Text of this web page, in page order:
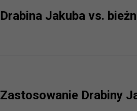
Drabina Jakuba vs.
Zastosowanie Drabiny